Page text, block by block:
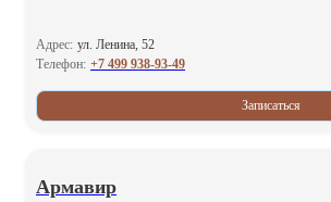
Адрес: ул. Ленина, 52
Телефон: +7 499 938-93-49
Записаться
Армавир